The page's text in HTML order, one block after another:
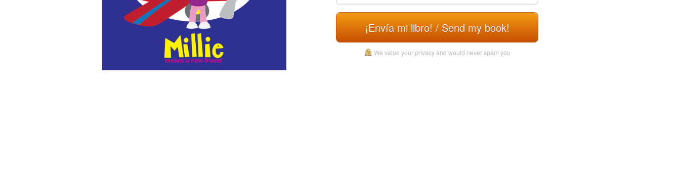
¡Envía mi libro! / Send my book!
We value your privacy and would never spam you